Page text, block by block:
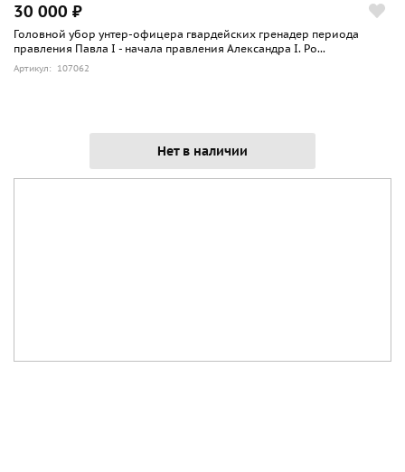
30 000 ₽
Головной убор унтер-офицера гвардейских гренадер периода
правления Павла I - начала правления Александра I. Ро...
Артикул: 107062
Нет в наличии